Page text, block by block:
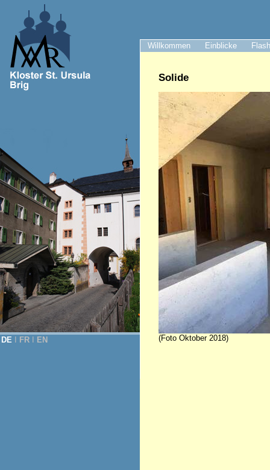
Willkommen Einblicke
DE FR EN
Solide
(Foto Oktober 2018)